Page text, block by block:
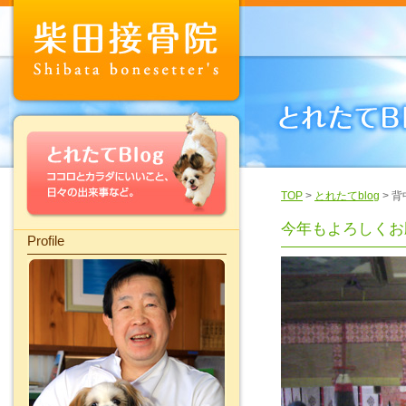
Profile
TOP > とれたてblog > 背
今年もよろしく